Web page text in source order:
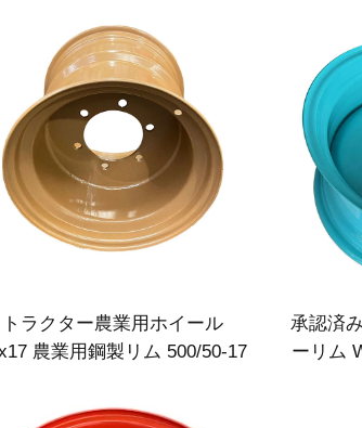
トラクター農業用ホイール
農業用鋼製リム 500/50-17
承認済
ーリム